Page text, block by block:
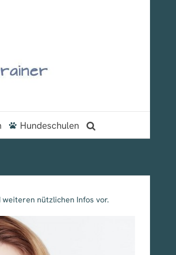
Hundeschulen
nützlichen Infos vor.